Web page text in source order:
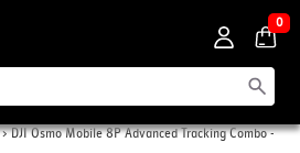
0
>DJI Osmo Mobile 8P Advanced Tracking Combo -